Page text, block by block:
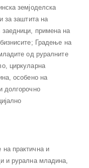
земјоделска
за заштита на
примена на
Градење на
од руралните
циркуларна
особено на
долгорочно
практична и
и рурална младина,